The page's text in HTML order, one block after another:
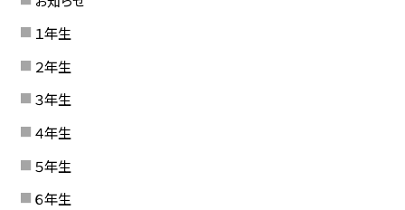
１年生
２年生
３年生
４年生
５年生
６年生